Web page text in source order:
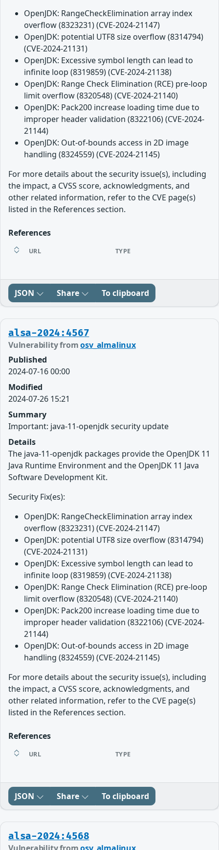
OpenJDK: RangeCheckElimination array index
overflow (8323231) (CVE-2024-21147)
OpenJDK: potential UTF8 size overflow (8314794)
(CVE-2024-21131)
OpenJDK: Excessive symbol length can lead to
infinite loop (8319859) (CVE-2024-21138)
OpenJDK: Range Check Elimination (RCE) pre-loop
limit overflow (8320548) (CVE-2024-21140)
OpenJDK: Pack200 increase loading time due to
improper header validation (8322106) (CVE-2024-
21144)
OpenJDK: Out-of-bounds access in 2D image
handling (8324559) (CVE-2024-21145)
For more details about the security issue(s), including
the impact, a CVSS score, acknowledgments, and
other related information, refer to the CVE page(s)
listed in the References section.
References
URL TYPE
JSON Share To clipboard
alsa-2024:4567
Vulnerability fromosv_almalinux
Published
2024-07-16 00:00
Modified
2024-07-26 15:21
Summary
Important: java-11-openjdk security update
Details
The java-11-openjdk packages provide the OpenJDK 11
Java Runtime Environment and the OpenJDK 11 Java
Software Development Kit.
Security Fix(es):
OpenJDK: RangeCheckElimination array index
overflow (8323231) (CVE-2024-21147)
OpenJDK: potential UTF8 size overflow (8314794)
(CVE-2024-21131)
OpenJDK: Excessive symbol length can lead to
infinite loop (8319859) (CVE-2024-21138)
OpenJDK: Range Check Elimination (RCE) pre-loop
limit overflow (8320548) (CVE-2024-21140)
OpenJDK: Pack200 increase loading time due to
improper header validation (8322106) (CVE-2024-
21144)
OpenJDK: Out-of-bounds access in 2D image
handling (8324559) (CVE-2024-21145)
For more details about the security issue(s), including
the impact, a CVSS score, acknowledgments, and
other related information, refer to the CVE page(s)
listed in the References section.
References
URL TYPE
JSON Share To clipboard
alsa-2024:4568